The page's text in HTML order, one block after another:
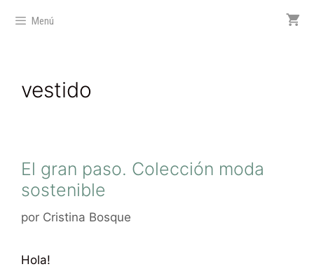
Menú
vestido
El gran paso. Colección moda
sostenible
por Cristina Bosque
Hola!